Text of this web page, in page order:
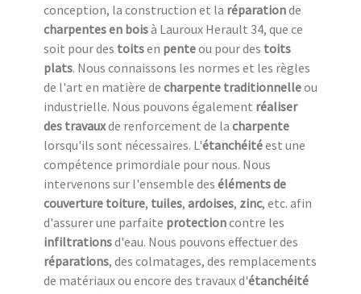
conception, la construction et la réparationde
charpentes en boisà Lauroux Herault 34, que ce
soit pour des toitsen penteou pour des toits
plats. Nous connaissons les normes et les règles
de l'art en matière de charpente traditionnelleou
industrielle. Nous pouvons également réaliser
des travauxde renforcement de la charpente
lorsqu'ils sont nécessaires. L'étanchéitéest une
compétence primordiale pour nous. Nous
intervenons sur l'ensemble des éléments de
couverture toiture, tuiles, ardoises, zinc, etc. afin
d'assurer une parfaite protectioncontre les
infiltrationsd'eau. Nous pouvons effectuer des
réparations, des colmatages, des remplacements
de matériaux ou encore des travaux d'étanchéité